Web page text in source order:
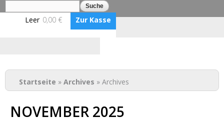
Direkt
zum
Suchformular
Leer 0,00 € Zur Kasse
Sie sind hier
Startseite » Archives » Archives
NOVEMBER 2025